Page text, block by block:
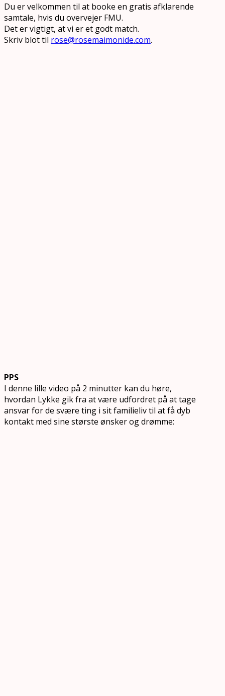
Du er velkommen til at booke en gratis afklarende
samtale, hvis du overvejer FMU.
Det er vigtigt, at vi er et godt match.
Skriv blot til rose@rosemaimonide.com.
PPS
I denne lille video på 2 minutter kan du høre,
hvordan Lykke gik fra at være udfordret på at tage
ansvar for de svære ting i sit familieliv til at få dyb
kontakt med sine største ønsker og drømme: